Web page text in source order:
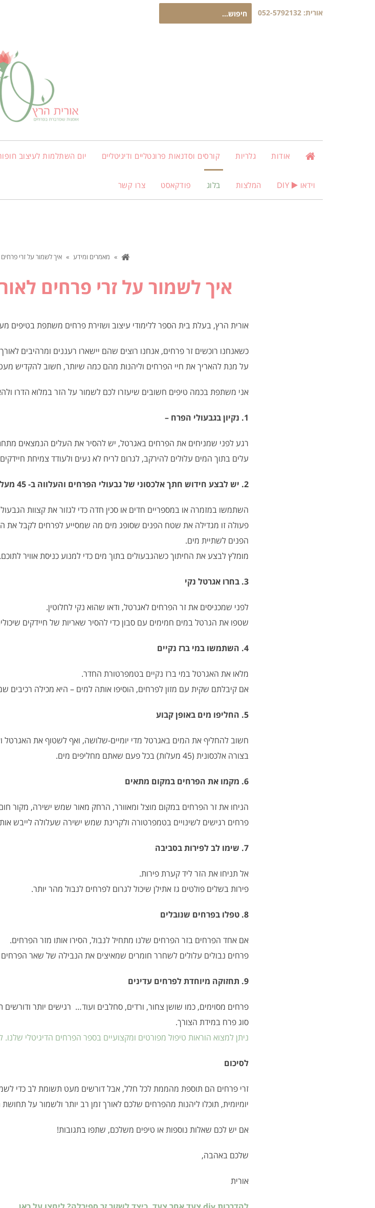
אורית: 052-5792132
עבור:
אודות גלריות קורסים וסדנאות פרונטליים ודיגיטליים יום השתלמות לעיצוב חופות –
וידאו המלצות בלוג פודקאסט צרו קשר
» מאמרים ומידע » איך לשמור על זרי
איך לשמור על זרי פרחים
אורית הרץ, בעלת בית הספר ללימודי עיצוב ושזירת פרחים משתפת בטיפים
כשאנחנו רוכשים זר פרחים, אנחנו רוצים שהם יישארו רעננים ומרהיבים לאורך
על מנת להאריך את חיי הפרחים וליהנות מהם כמה שיותר, חשוב להקדיש מעט
אני משתפת בכמה טיפים חשובים שיעזרו לכם לשמור על הזר במלוא הדרו
1. נקיון בגבעולי הפרח –
רגע לפני שמניחים את הפרחים באגרטל, יש להסיר את העלים הנמצאים
עלים בתוך המים עלולים להירקב, לגרום לריח לא נעים ולעודד צמיחת
2. יש לבצע חידוש חתך אלכסוני של גבעולי הפרחים והעלווה ב- 45 מעלות –
השתמשו במזמרה או במספריים חדים או סכין חדה כדי לגזור את קצוות הגבעולים
פעולה זו מגדילה את שטח הפנים שסופג מים מה שמסייע לפרחים לקבל את
הפנים לשתיית מים.
מומלץ לבצע את החיתוך כשהגבעולים בתוך מים כדי למנוע כניסת אוויר לתוכם.
3. בחרו אגרטל נקי
לפני שמכניסים את זר הפרחים לאגרטל, ודאו שהוא נקי לחלוטין.
שטפו את הגרטל במים חמימים עם סבון כדי להסיר שאריות של חיידקים
4. השתמשו במי ברז נקיים
מלאו את האגרטל במי ברז נקיים בטמפרטורת החדר.
אם קיבלתם שקית עם מזון לפרחים, הוסיפו אותה למים – היא מכילה רכיבים
5. החליפו מים באופן קבוע
חשוב להחליף את המים באגרטל מדי יומיים-שלושה, ואף לשטוף את האגרטל
בצורה אלכסונית (45 מעלות) בכל פעם שאתם מחליפים מים.
6. מקמו את הפרחים במקום מתאים
הניחו את זר הפרחים במקום מוצל ומאוורר, הרחק מאור שמש ישירה, מקור חום
פרחים רגישים לשינויים בטמפרטורה ולקרינת שמש ישירה שעלולה לייבש
7. שימו לב לפירות בסביבה
אל תניחו את הזר ליד קערת פירות.
פירות בשלים פולטים גז אתילן שיכול לגרום לפרחים לנבול מהר יותר.
8. טפלו בפרחים שנובלים
אם אחד הפרחים בזר הפרחים שלנו מתחיל לנבול, הסירו אותו מזר הפרחים.
פרחים נבולים עלולים לשחרר חומרים שמאיצים את הנבילה של שאר הפרחים
9. תחזוקה מיוחדת לפרחים עדינים
פרחים מסוימים, כמו שושן צחור, ורדים, סחלבים ועוד… רגישים יותר
סוג פרח במידת הצורך.
ניתן למצוא הוראות טיפול מפורטים ומקצועיים בספר הפרחים הדיגיטלי שלנו.
לסיכום
זרי פרחים הם תוספת מהממת לכל חלל, אבל דורשים מעט תשומת לב כדי
יומיומית, תוכלו ליהנות מהפרחים שלכם לאורך זמן רב יותר ולשמור על
אם יש לכם שאלות נוספות או טיפים משלכם, שתפו בתגובות!
שלכם באהבה,
אורית